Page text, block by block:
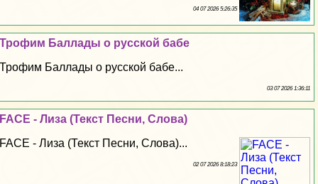
04 07 2026 5:26:35
Трофим Баллады о русской бабе
Трофим Баллады о русской бабе...
03 07 2026 1:36:11
FACE - Лиза (Текст Песни, Слова)
FACE - Лиза (Текст Песни, Слова)...
02 07 2026 8:18:23